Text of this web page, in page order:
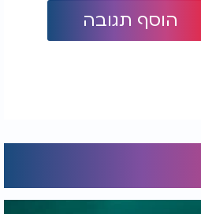
הוסף תגובה